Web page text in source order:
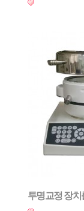
투명교정 장치